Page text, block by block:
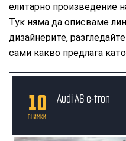
елитарно произведение
Тук няма да описваме
дизайнерите,
сами какво предлага
10
СНИМКИ
Audi A6 e-tron